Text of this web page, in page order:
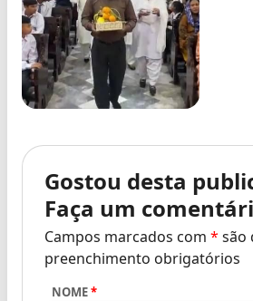
Gostou desta
Faça um
Campos marcados com * são
preenchimento obrigatórios
NOME*